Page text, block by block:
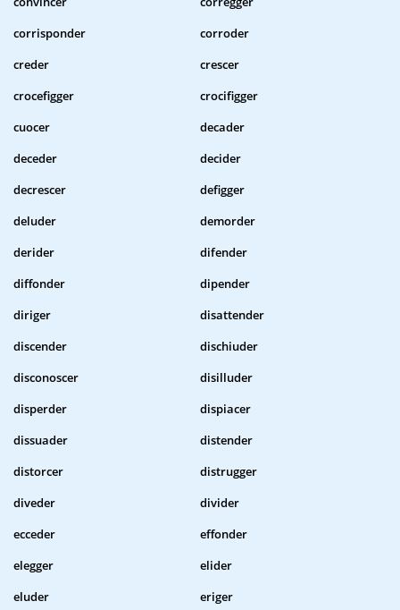
corrisponder
corroder
creder
crescer
crocefigger
crocifigger
cuocer
decader
deceder
decider
decrescer
defigger
deluder
demorder
derider
difender
diffonder
dipender
diriger
disattender
discender
dischiuder
disconoscer
disilluder
disperder
dispiacer
dissuader
distender
distorcer
distrugger
diveder
divider
ecceder
effonder
elegger
elider
eluder
eriger